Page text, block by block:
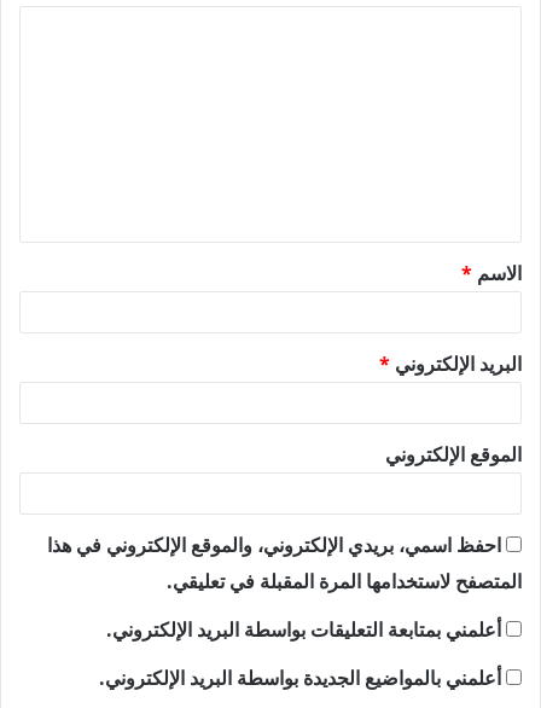
ق
*
الاسم *
البريد الإلكتروني *
الموقع الإلكتروني
احفظ اسمي، بريدي الإلكتروني، والموقع الإلكتروني في هذا
المتصفح لاستخدامها المرة المقبلة في تعليقي.
أعلمني بمتابعة التعليقات بواسطة البريد الإلكتروني.
أعلمني بالمواضيع الجديدة بواسطة البريد الإلكتروني.